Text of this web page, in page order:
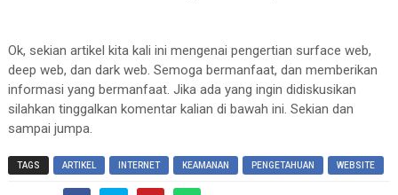
Ok, sekian artikel kita kali ini mengenai pengertian surface web,
deep web, dan dark web. Semoga bermanfaat, dan memberikan
informasi yang bermanfaat. Jika ada yang ingin didiskusikan
silahkan tinggalkan komentar kalian di bawah ini. Sekian dan
sampai jumpa.
TAGS ARTIKEL INTERNET KEAMANAN PENGETAHUAN WEBSITE